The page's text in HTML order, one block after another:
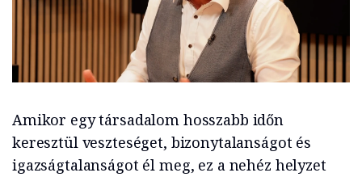
Amikor egy társadalom hosszabb időn
keresztül veszteséget, bizonytalanságot és
igazságtalanságot él meg, ez a nehéz helyzet